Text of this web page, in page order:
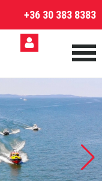
+36 30 383 8383